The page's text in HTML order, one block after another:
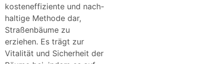
kosteneffiziente und nach-
haltige Methode dar,
Straßenbäume zu
erziehen. Es trägt zur
Vitalität und Sicherheit der